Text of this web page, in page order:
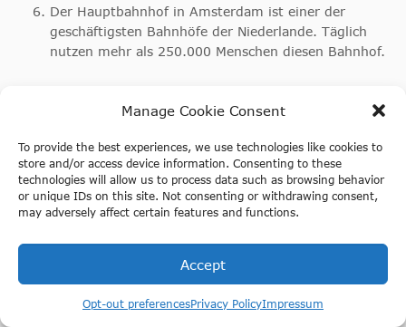
Manage Cookie Consent
To provide the best experiences, we use technologies like cookies to
store and/or access device information. Consenting to these
technologies will allow us to process data such as browsing behavior
or unique IDs on this site. Not consenting or withdrawing consent,
may adversely affect certain features and functions.
Accept
Opt-out preferencesPrivacy PolicyImpressum
Der Hauptbahnhof in Amsterdam ist einer der
geschäftigsten Bahnhöfe der Niederlande. Täglich
nutzen mehr als 250.000 Menschen diesen Bahnhof.
Interessierst du dich für andere Orte für einen
Tagesausflug in den Niederlanden? Wir haben eine
Übersicht überdie besten Orte für einen Tagesausflug
während deines Besuchs in Holland erstellt.